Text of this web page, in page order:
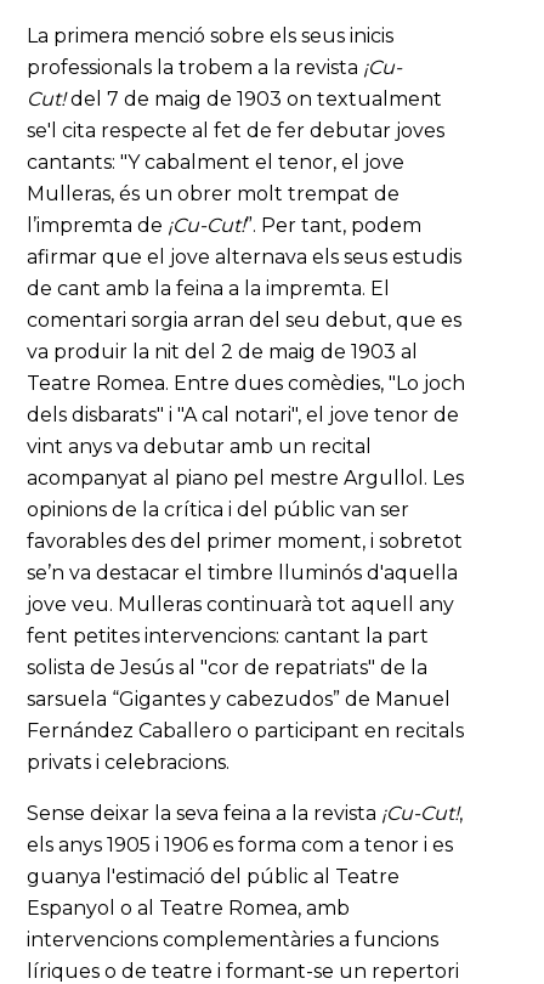
La primera menció sobre els seus inicis
professionals la trobem a la revista ¡Cu-
Cut!del 7 de maig de 1903 on textualment
se'l cita respecte al fet de fer debutar joves
cantants: "Y cabalment el tenor, el jove
Mulleras, és un obrer molt trempat de
l’impremta de ¡Cu-Cut!”. Per tant, podem
afirmar que el jove alternava els seus estudis
de cant amb la feina a la impremta. El
comentari sorgia arran del seu debut, que es
va produir la nit del 2 de maig de 1903 al
Teatre Romea. Entre dues comèdies, "Lo joch
dels disbarats" i "A cal notari", el jove tenor de
vint anys va debutar amb un recital
acompanyat al piano pel mestre Argullol. Les
opinions de la crítica i del públic van ser
favorables des del primer moment, i sobretot
se’n va destacar el timbre lluminós d'aquella
jove veu. Mulleras continuarà tot aquell any
fent petites intervencions: cantant la part
solista de Jesús al "cor de repatriats" de la
sarsuela “Gigantes y cabezudos” de Manuel
Fernández Caballero o participant en recitals
privats i celebracions.
Sense deixar la seva feina a la revista ¡Cu-Cut!,
els anys 1905 i 1906 es forma com a tenor i es
guanya l'estimació del públic al Teatre
Espanyol o al Teatre Romea, amb
intervencions complementàries a funcions
líriques o de teatre i formant-se un repertori